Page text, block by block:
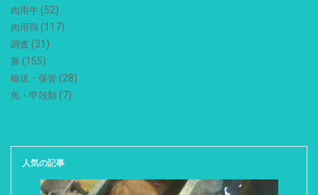
肉用牛 (52)
肉用鶏 (117)
調査 (31)
豚 (155)
輸送・保管 (28)
魚・甲殻類 (7)
人気の記事